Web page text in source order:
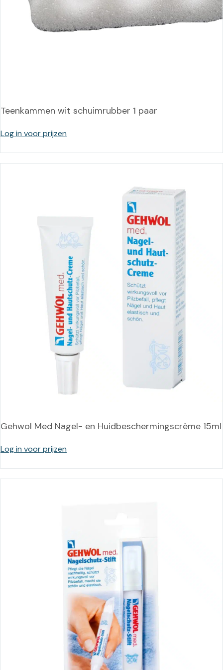
Teenkammen wit schuimrubber 1 paar
Log in voor prijzen
Gehwol Med Nagel- en Huidbeschermingscrème 15ml
Log in voor prijzen